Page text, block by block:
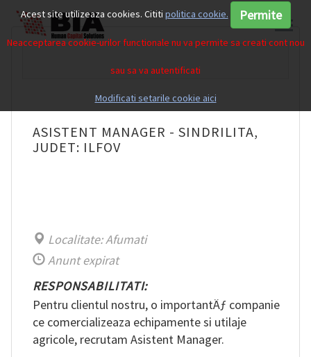
RO
ASISTENT MANAGER - SINDRILITA,
JUDET: ILFOV
Localitate: Afumati
Anunt expirat
RESPONSABILITATI:
Pentru clientul nostru, o importantÄƒ companie
ce comercializeaza echipamente si utilaje
agricole, recrutam Asistent Manager.
Acest site utilizeaza cookies. Cititi politica cookie. Permite
Neacceptarea cookie-urilor functionale nu va permite sa creati cont nou
sau sa va autentificati
Modificati setarile cookie aici